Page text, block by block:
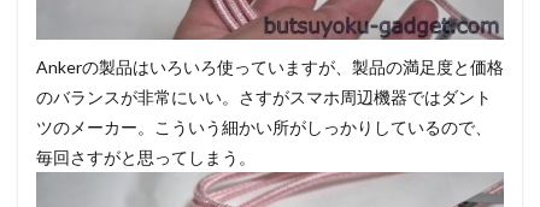
Ankerの製品はいろいろ使っていますが、製品の満足度と価格
のバランスが非常にいい。さすがスマホ周辺機器ではダント
ツのメーカー。こういう細かい所がしっかりしているので、
毎回さすがと思ってしまう。